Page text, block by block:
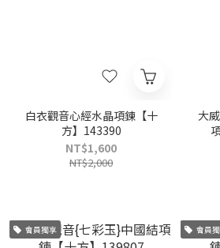
白衣觀音心經水晶項鍊【十
方】143390
NT$1,600
NT$2,000
大
會員獨享 會員